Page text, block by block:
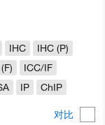
对比
IHC
IHC (P)
ICC/IF
IP ChIP